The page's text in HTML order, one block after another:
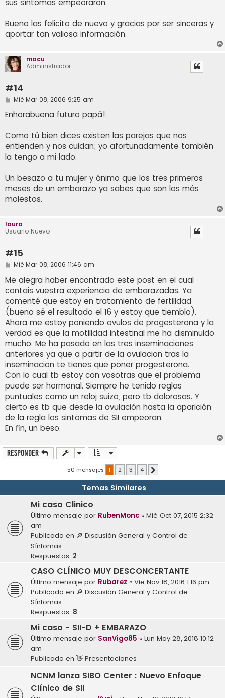
Bueno las felicito de nuevo y gracias por ser sinceras y
aportar tan valiosa información.
macu
Administrador
#14
M
n
s
j
e
Mié Mar 08, 2006 9:25 am
Enhorabuena futuro papá!.
Como tú bien dices existen las parejas que nos
entienden y nos cuidan; yo afortunadamente también
la tengo a mi lado.
Un besazo a tu mujer y ánimo que los tres primeros
meses de un embarazo ya sabes que son los más
molestos.
Iaura
Usuario Nuevo
#15
M
n
s
a
j
e
Mié Mar 08, 2006 11:46 am
Me alegra haber encontrado este post en el cual
contais vuestra experiencia de embarazadas. Ya
comenté que estoy en tratamiento de fertilidad
(bueno sé el resultado el 16 y estoy que tiemblo).
Ahora me estoy poniendo ovulos de progesterona y la
verdad es que la motilidad intestinal me ha disminuido
mucho. Me ha pasado en las tres inseminaciones
anteriores ya que a partir de la ovulacion tras la
inseminacion te tienes que poner progesterona.
Con lo cual tb estoy con vosotras que el problema
puede ser hormonal. Siempre he tenido reglas
puntuales como un reloj suizo, pero tb dolorosas. Y
cierto es tb que desde la ovulación hasta la aparición
de la regla los sintomas de SII empeoran.
En fin, un beso.
Responder
50 mensajes 1 2 3 4
Temas Similares
Mi caso Clinico
Último mensaje por RubenMonc « Mié Oct 07, 2015 2:32
am
Publicado en 🔎 Discusión General y Control de
Síntomas
Respuestas: 2
CASO CLÍNICO MUY DESCONCERTANTE
Último mensaje por Rubarez « Vie Nov 18, 2016 1:16 pm
Publicado en 🔎 Discusión General y Control de
Síntomas
Respuestas: 8
Mi caso - SII-D + EMBARAZO
Último mensaje por SanVigo85 « Lun May 28, 2018 10:12
am
Publicado en 👋 Presentaciones
NCNM lanza SIBO Center : Nuevo Enfoque
Clínico de SII